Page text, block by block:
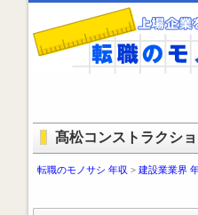
髙松コンストラクシ
転職のモノサシ 年収 > 建設業業界